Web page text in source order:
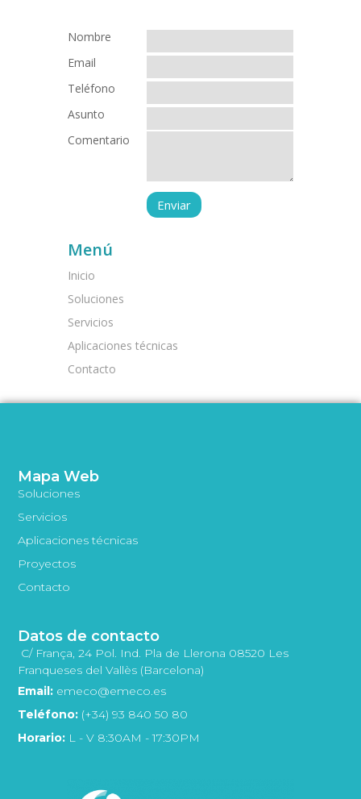
Nombre
Email
Teléfono
Asunto
Comentario
Menú
Inicio
Soluciones
Servicios
Aplicaciones técnicas
Contacto
Mapa Web
Soluciones
Servicios
Aplicaciones técnicas
Proyectos
Contacto
Datos de contacto
C/ França, 24 Pol. Ind. Pla de Llerona 08520 Les
Franqueses del Vallès (Barcelona)
Email: emeco@emeco.es
Teléfono: (+34) 93 840 50 80
Horario: L - V 8:30AM - 17:30PM